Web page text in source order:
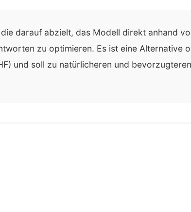
darauf abzielt, das Modell direkt anhand
zu optimieren. Es ist eine Alternative
und soll zu natürlicheren und